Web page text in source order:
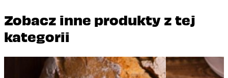
Zobacz inne produkty z tej
kategorii